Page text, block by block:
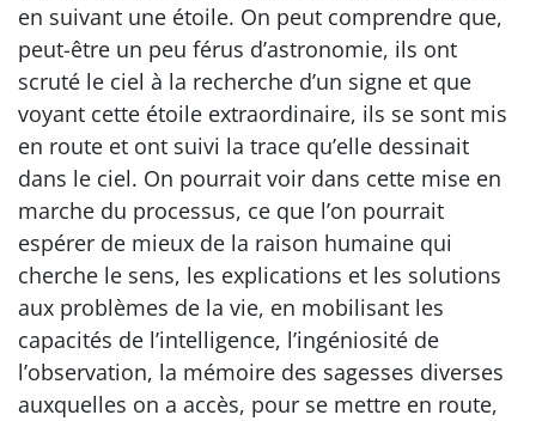
en suivant une étoile. On peut comprendre que,
peut-être un peu férus d’astronomie, ils ont
scruté le ciel à la recherche d’un signe et que
voyant cette étoile extraordinaire, ils se sont mis
en route et ont suivi la trace qu’elle dessinait
dans le ciel. On pourrait voir dans cette mise en
marche du processus, ce que l’on pourrait
espérer de mieux de la raison humaine qui
cherche le sens, les explications et les solutions
aux problèmes de la vie, en mobilisant les
capacités de l’intelligence, l’ingéniosité de
l’observation, la mémoire des sagesses diverses
auxquelles on a accès, pour se mettre en route,